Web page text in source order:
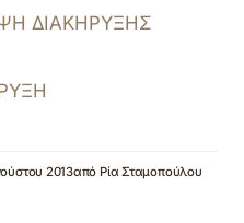
ΔΙΑΚΗΡΥΞΗΣ
2013από Ρία Σταμοπούλου